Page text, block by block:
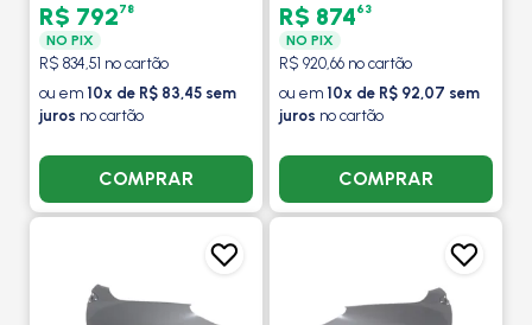
R$ 79278
NO PIX
R$ 834,51 no cartão
ou em 10x de R$ 83,45 sem
juros no cartão
COMPRAR
R$ 87463
NO PIX
R$ 920,66 no cartão
ou em 10x de R$ 92,07 sem
juros no cartão
COMPRAR